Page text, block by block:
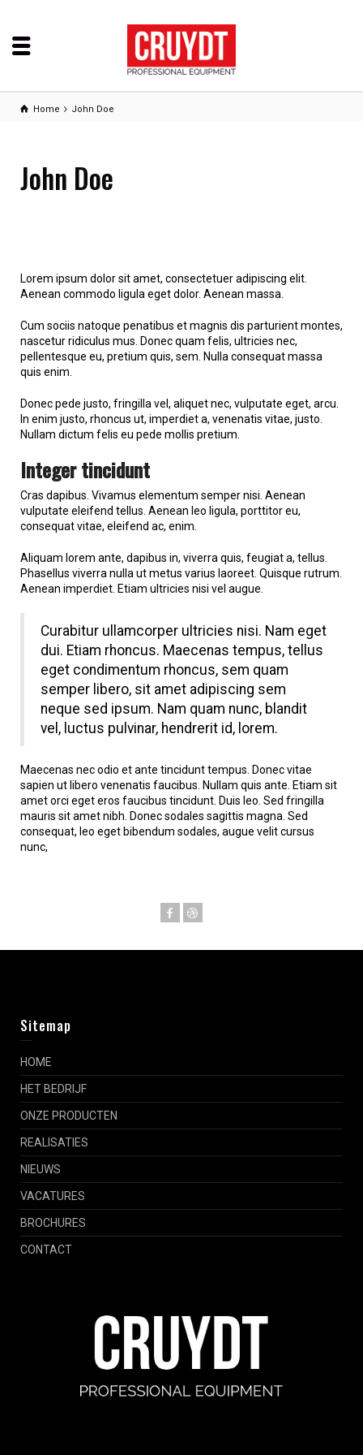
Home John Doe
John Doe
Lorem ipsum dolor sit amet, consectetuer adipiscing elit.
Aenean commodo ligula eget dolor. Aenean massa.
Cum sociis natoque penatibus et magnis dis parturient montes,
nascetur ridiculus mus. Donec quam felis, ultricies nec,
pellentesque eu, pretium quis, sem. Nulla consequat massa
quis enim.
Donec pede justo, fringilla vel, aliquet nec, vulputate eget, arcu.
In enim justo, rhoncus ut, imperdiet a, venenatis vitae, justo.
Nullam dictum felis eu pede mollis pretium.
Integer tincidunt
Cras dapibus. Vivamus elementum semper nisi. Aenean
vulputate eleifend tellus. Aenean leo ligula, porttitor eu,
consequat vitae, eleifend ac, enim.
Aliquam lorem ante, dapibus in, viverra quis, feugiat a, tellus.
Phasellus viverra nulla ut metus varius laoreet. Quisque rutrum.
Aenean imperdiet. Etiam ultricies nisi vel augue.
Curabitur ullamcorper ultricies nisi. Nam eget
dui. Etiam rhoncus. Maecenas tempus, tellus
eget condimentum rhoncus, sem quam
semper libero, sit amet adipiscing sem
neque sed ipsum. Nam quam nunc, blandit
vel, luctus pulvinar, hendrerit id, lorem.
Maecenas nec odio et ante tincidunt tempus. Donec vitae
sapien ut libero venenatis faucibus. Nullam quis ante. Etiam sit
amet orci eget eros faucibus tincidunt. Duis leo. Sed fringilla
mauris sit amet nibh. Donec sodales sagittis magna. Sed
consequat, leo eget bibendum sodales, augue velit cursus
nunc,
Sitemap
HOME
HET BEDRIJF
ONZE PRODUCTEN
REALISATIES
NIEUWS
VACATURES
BROCHURES
CONTACT